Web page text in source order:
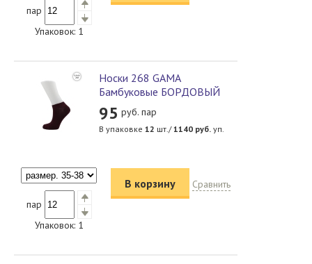
пар
Упаковок: 1
Носки 268 GAMA
Бамбуковые БОРДОВЫЙ
95 руб. пар
В упаковке 12 шт./1140 руб. уп.
пар
Упаковок: 1
В корзину Сравнить